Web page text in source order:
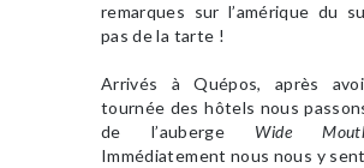
remarques sur l’amérique du
pas de la tarte !
Arrivés à Quépos, après
tournée des hôtels nous
de l’auberge Wide
Immédiatement nous nous y